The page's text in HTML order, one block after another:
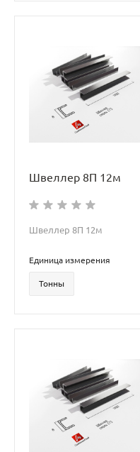
Швеллер 8П 12м
Швеллер 8П 12м
Единица измерения
Тонны